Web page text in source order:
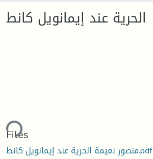
الحرية عند إيمانويل كانط
Files
منصور نعيمة الحرية عند إيمانويل كانط.pdf